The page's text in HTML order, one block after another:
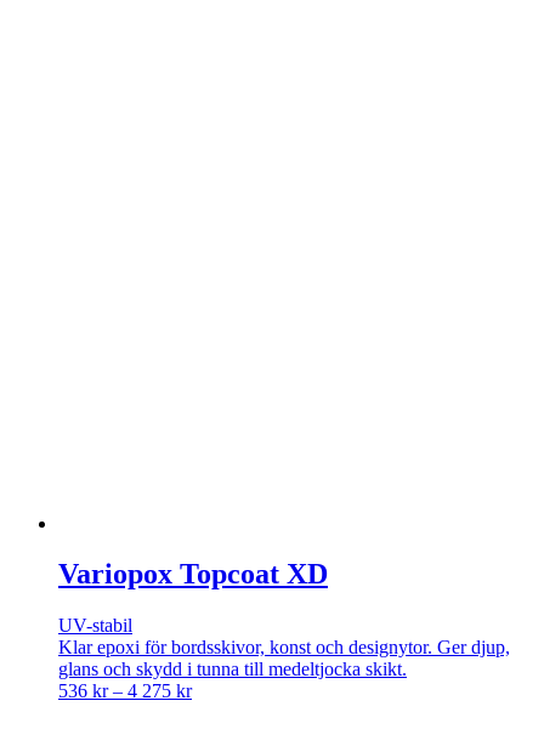
Variopox Topcoat XD
UV-stabil
Klar epoxi för bordsskivor, konst och designytor. Ger djup,
glans och skydd i tunna till medeltjocka skikt.
536 kr – 4 275 krPrice